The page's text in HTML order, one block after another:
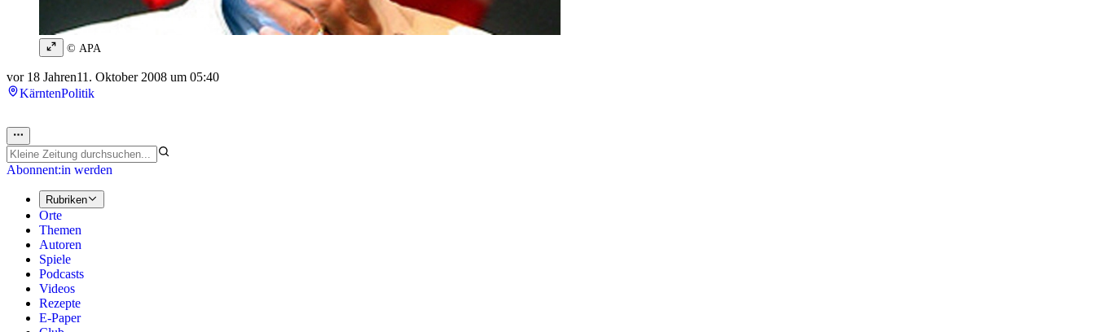
© APA
vor 18 Jahren11. Oktober 2008 um 05:40
KärntenPolitik
Abonnent:in werden
Rubriken
Orte
Themen
Autoren
Spiele
Podcasts
Videos
Rezepte
E-Paper